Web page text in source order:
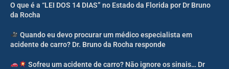
O que é a “LEI DOS 14 DIAS” no Estado da Florida por Dr Bruno
da Rocha
Quando eu devo procurar um médico especialista em
acidente de carro? Dr. Bruno da Rocha responde
Sofreu um acidente de carro? Não ignore os sinais… Dr